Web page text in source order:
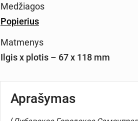
Medžiagos
Popierius
Matmenys
Ilgis x plotis – 67 x 118 mm
Aprašymas